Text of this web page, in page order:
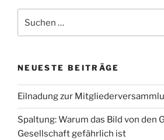
nach:
NEUESTE BEITRÄGE
Eilnadung zur
Spaltung: Warum das Bild von den
Gesellschaft gefährlich ist